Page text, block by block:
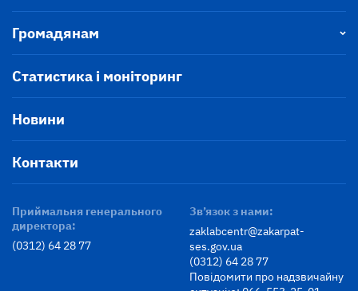
Громадянам
Статистика і моніторинг
Новини
Контакти
Приймальня генерального
директора:
(0312) 64 28 77
Зв’язок з нами:
zaklabcentr@zakarpat-
ses.gov.ua
(0312) 64 28 77
Повідомити про надзвичайну